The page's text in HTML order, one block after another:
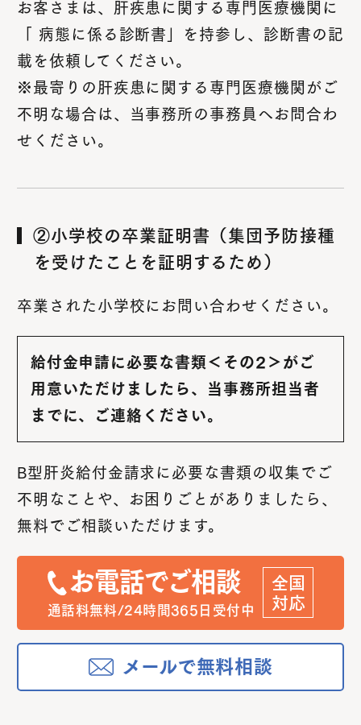
お客さまは、肝疾患に関する専門医療機関に
「 病態に係る診断書」を持参し、診断書の記
載を依頼してください。
※最寄りの肝疾患に関する専門医療機関がご
不明な場合は、当事務所の事務員へお問合わ
せください。
②小学校の卒業証明書（集団予防接種
を受けたことを証明するため）
卒業された小学校にお問い合わせください。
給付金申請に必要な書類＜その2＞がご
用意いただけましたら、当事務所担当者
までに、ご連絡ください。
B型肝炎給付金請求に必要な書類の収集でご
不明なことや、 お困りごとがありましたら、
無料でご相談いただけます。
お電話でご相談
通話料無料/24時間365日受付中
全国
対応
メールで無料相談